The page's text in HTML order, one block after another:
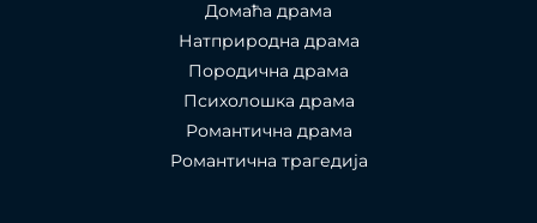
Домаћа драма
Натприродна драма
Породична драма
Психолошка драма
Романтична драма
Романтична трагедија